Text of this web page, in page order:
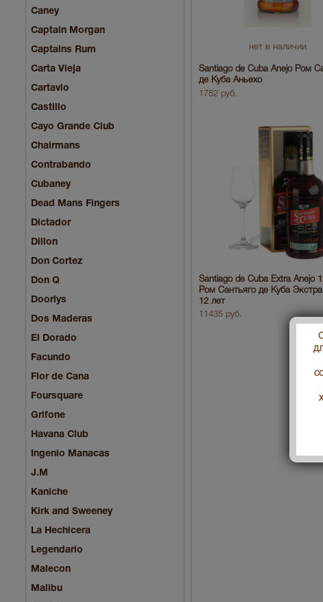
Caney
Captain Morgan
Captains Rum
Carta Vieja
Cartavio
Castillo
Cayo Grande Club
Chairmans
Contrabando
Cubaney
Dead Mans Fingers
Dictador
Dillon
Don Cortez
Don Q
Doorlys
Dos Maderas
El Dorado
Facundo
Flor de Cana
Foursquare
Grifone
Havana Club
Ingenio Manacas
J.M
Kaniche
Kirk and Sweeney
La Hechicera
Legendario
Malecon
Malibu
нет в наличии
Santiago de Cuba Anejo Ром
де Куба Аньехо
1782 руб.
Santiago de Cuba Extra Anejo
Ром Сантьяго де Куба
12 лет
11435 руб.